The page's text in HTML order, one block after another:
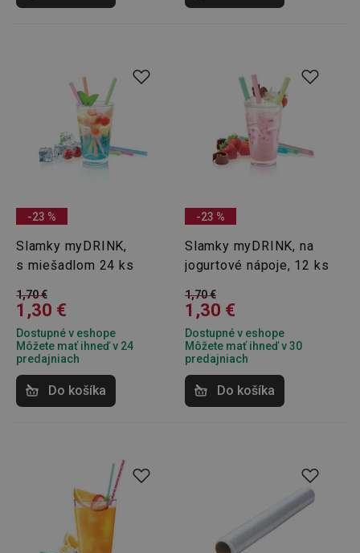
-23 %
Slamky myDRINK,
s miešadlom 24 ks
1,70 €
1,30 €
Dostupné v eshope
Môžete mať ihneď v 24
predajniach
Do košíka
-23 %
Slamky myDRINK, na
jogurtové nápoje, 12 ks
1,70 €
1,30 €
Dostupné v eshope
Môžete mať ihneď v 30
predajniach
Do košíka